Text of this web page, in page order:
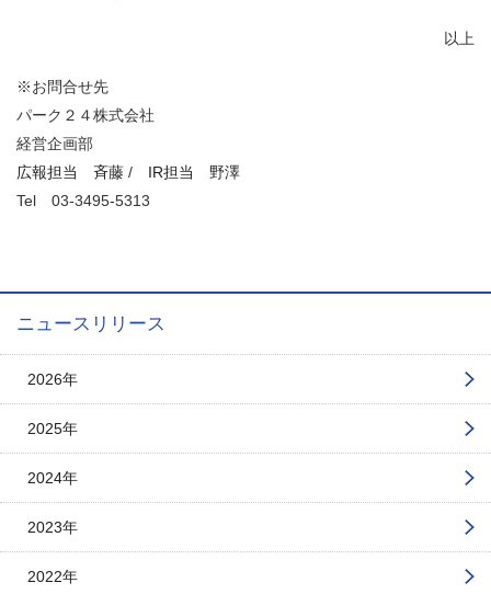
以上
※お問合せ先
パーク２４株式会社
経営企画部
広報担当 斉藤 / IR担当 野澤
Tel 03-3495-5313
ニュースリリース
2026年
2025年
2024年
2023年
2022年